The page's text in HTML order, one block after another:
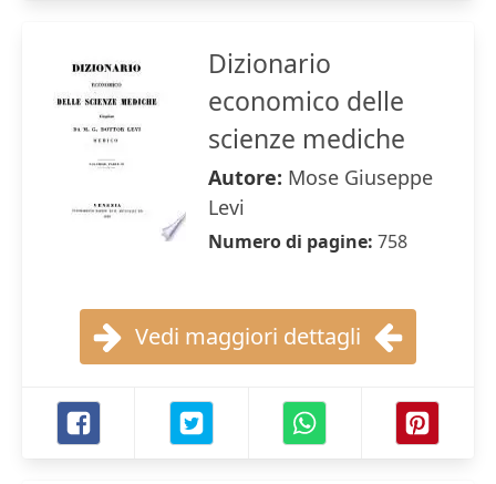
Dizionario
economico delle
scienze mediche
Autore: Mose Giuseppe
Levi
Numero di pagine: 758
Vedi maggiori dettagli